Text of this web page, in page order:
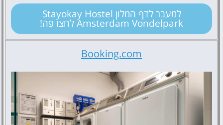
למעבר לדף המלון Stayokay Hostel
Amsterdam Vondelpark לחצו פה!
Booking.com